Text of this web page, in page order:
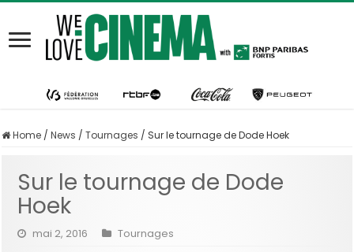
Home / News / Tournages / Sur le tournage de Dode Hoek
Sur le tournage de Dode
Hoek
mai 2, 2016
Tournages